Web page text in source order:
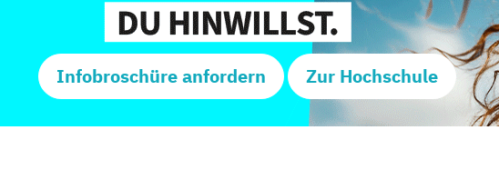
Infobroschüre anfordern Zur Hochschule